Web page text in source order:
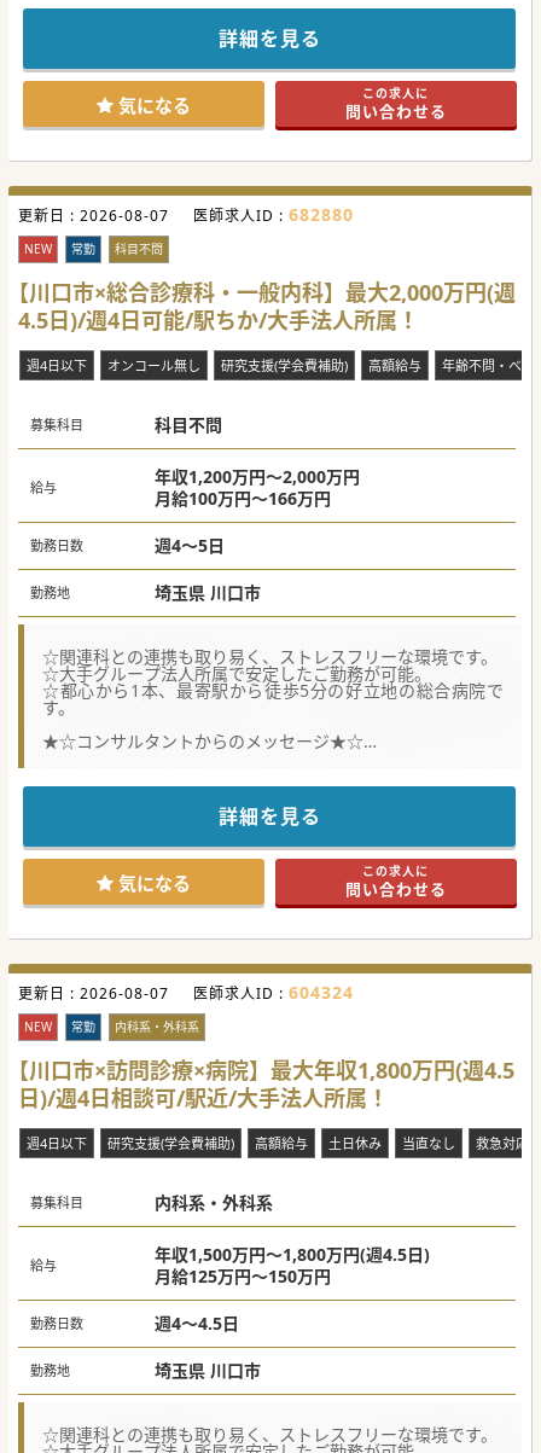
がん診療に重点を置く医療機関です。
院内スタッフのコミュニケーションは活発で垣根を超えたや
り取りが多く展開されています。
設備、機器は最新のものを取り揃え高度な医療が提供されて
います。
建物はとても綺麗な造りでメインエントランスの「滝」は安
心の大手グループの象徴といえます。
詳細を見る
気になる この求人に
問い合わせる
更新日 : 2026-08-07 医師求人ID : 682880
NEW 常勤 科目不問
【川口市×総合診療科・一般内科】最大2,000万円(週
4.5日)/週4日可能/駅ちか/大手法人所属！
週4日以下 オンコール無し 研究支援(学会費補助) 高額給与 年齢不問・ベテ
募集科目 科目不問
給与
年収1,200万円～2,000万円
月給100万円～166万円
勤務日数 週4～5日
勤務地 埼玉県 川口市
☆関連科との連携も取り易く、ストレスフリーな環境です。
☆大手グループ法人所属で安定したご勤務が可能。
☆都心から1本、最寄駅から徒歩5分の好立地の総合病院で
す。
★☆コンサルタントからのメッセージ★☆
JR・メトロの最寄駅から徒歩5分の好立地の総合病院です。
設備で働き易い医療機関！
常勤医は、週4日や当直無しの勤務などもご相談が可能で
大手法人運営で将来性もあり！まずはお気軽にお問合せくだ
さい。
#秋入職可
詳細を見る
気になる この求人に
問い合わせる
更新日 : 2026-08-07 医師求人ID : 604324
NEW 常勤 内科系・外科系
【川口市×訪問診療×病院】最大年収1,800万円(週4.5
日)/週4日相談可/駅近/大手法人所属！
週4日以下 研究支援(学会費補助) 高額給与 土日休み 当直なし 救急対応
募集科目 内科系・外科系
給与
年収1,500万円～1,800万円(週4.5日)
月給125万円～150万円
勤務日数 週4～4.5日
勤務地 埼玉県 川口市
☆関連科との連携も取り易く、ストレスフリーな環境です。